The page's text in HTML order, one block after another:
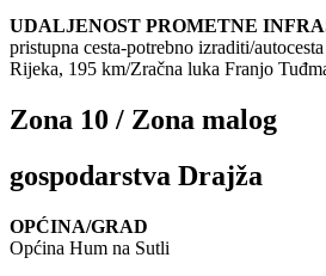
UDALJENOST PROMETNE
pristupna cesta-potrebno izraditi/
Rijeka, 195 km/Zračna luka Franjo
Zona 10 / Zona malog
gospodarstva Drajža
OPĆINA/GRAD
Općina Hum na Sutli